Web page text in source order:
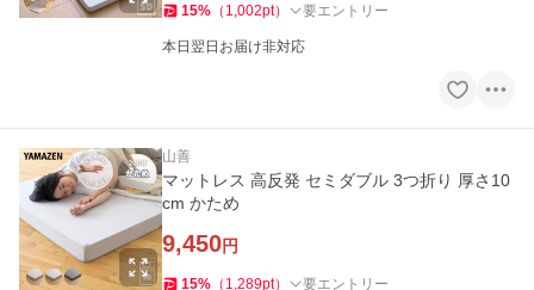
15% （ 1,002pt） 要エントリー
本日翌日お届け非対応
山善
マットレス 高反発 セミダブル 3つ折り 厚さ10
cm かため
9,450円
15% （ 1,289pt） 要エントリー